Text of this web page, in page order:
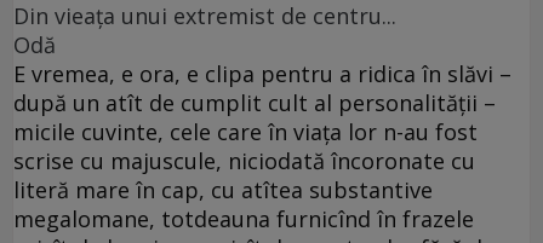
Din vieaţa unui extremist de centru...
Odă
E vremea, e ora, e clipa pentru a ridica în slăvi –
după un atît de cumplit cult al personalităţii –
micile cuvinte, cele care în viaţa lor n-au fost
scrise cu majuscule, niciodată încoronate cu
literă mare în cap, cu atîtea substantive
megalomane, totdeauna furnicînd în frazele